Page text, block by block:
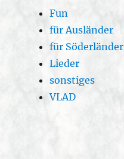
Fun
für Ausländer
für Söderländer
Lieder
sonstiges
VLAD